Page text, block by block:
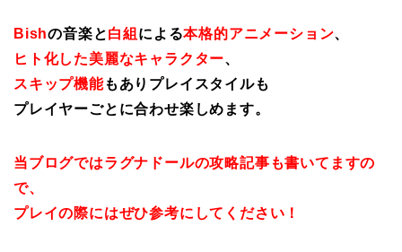
Bishの音楽と白組 による本格的アニメーション、
ヒト化した美麗なキャラクター、
スキップ機能もありプレイスタイルも
プレイヤーごとに合わせ楽しめます。
当ブログではラグナドールの攻略記事も書いてますの
で、
プレイの際にはぜひ参考にしてください！